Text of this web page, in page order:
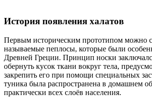
История появления халатов
Первым историческим прототипом можно
называемые пеплосы, которые были
Древней Греции. Принцип носки
обернуть кусок ткани вокруг тела,
закрепить его при помощи специальных
туника была распространена в домашнем
практически всех слоёв населения.